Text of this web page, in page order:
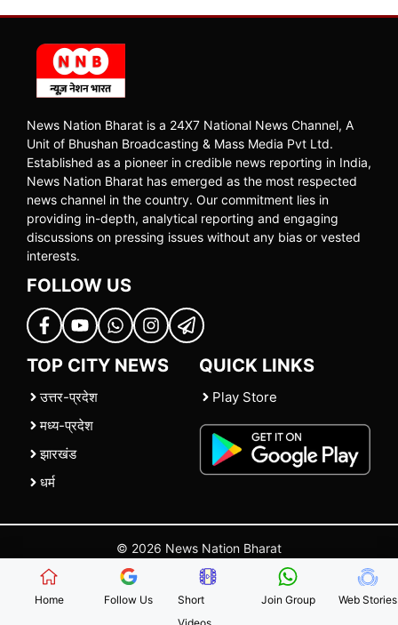
News Nation Bharat is a 24X7 National News Channel, A
Unit of Bhushan Broadcasting & Mass Media Pvt Ltd.
Established as a pioneer in credible news reporting in India,
News Nation Bharat has emerged as the most respected
news channel in the country. Our commitment lies in
providing in-depth, analytical reporting and engaging
discussions on pressing issues without any bias or vested
interests.
FOLLOW US
TOP CITY NEWS
उत्तर-प्रदेश
मध्य-प्रदेश
झारखंड
धर्म
QUICK LINKS
Play Store
© 2026 News Nation Bharat
| |Contact Us |Policies Terms and Conditions
Home Follow Us
Short
Join Group Web Stories